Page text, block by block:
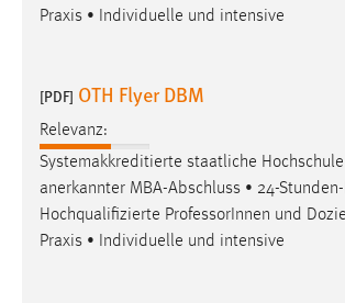
Praxis • Individuelle und intensive
[PDF] OTH Flyer DBM
Relevanz:
Systemakkreditierte staatliche
anerkannter MBA-Abschluss • 24-Stunden-
Hochqualifizierte ProfessorInnen und
Praxis • Individuelle und intensive